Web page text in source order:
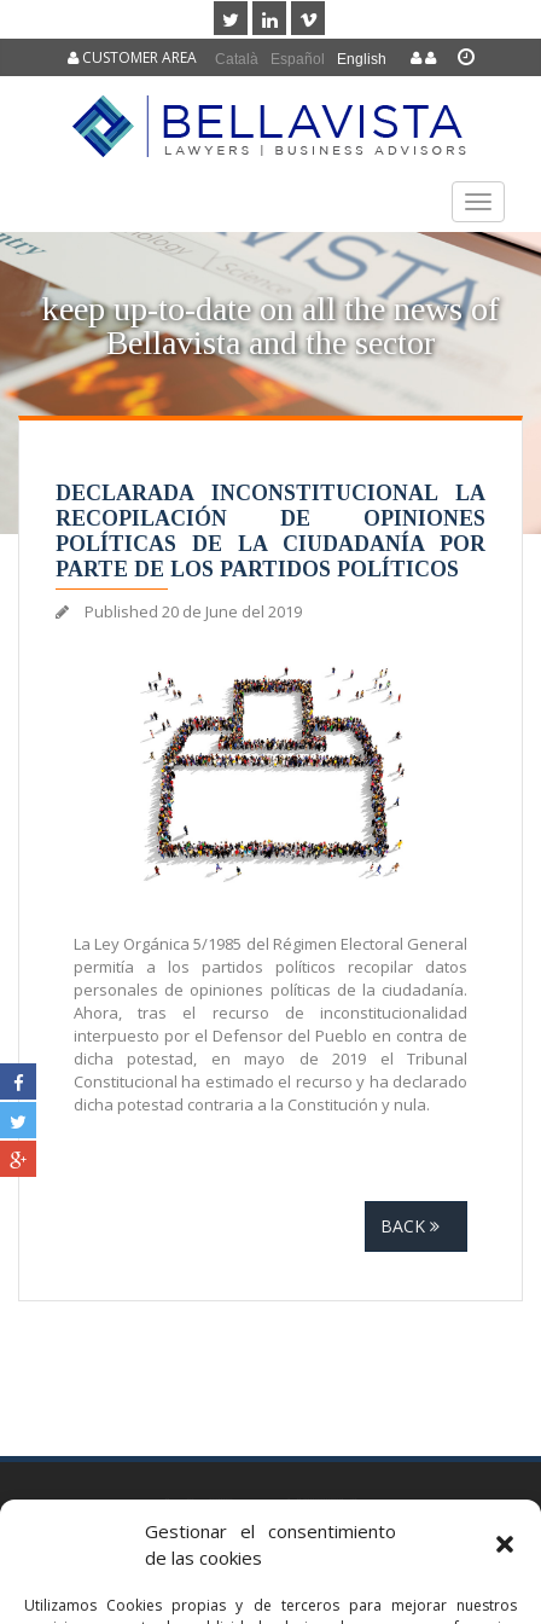
Gestionar el consentimiento
de las cookies
Utilizamos Cookies propias y de terceros para mejorar nuestros
Català Español English
CUSTOMER AREA
TOGGLE
keep up-to-date on all the news of
Bellavista and the sector
DECLARADA INCONSTITUCIONAL LA
RECOPILACIÓN DE OPINIONES
POLÍTICAS DE LA CIUDADANÍA POR
PARTE DE LOS PARTIDOS POLÍTICOS
Published 20 de June del 2019
La Ley Orgánica 5/1985 del Régimen Electoral General
permitía a los partidos políticos recopilar datos
personales de opiniones políticas de la ciudadanía.
Ahora, tras el recurso de inconstitucionalidad
interpuesto por el Defensor del Pueblo en contra de
dicha potestad, en mayo de 2019 el Tribunal
Constitucional ha estimado el recurso y ha declarado
dicha potestad contraria a la Constitución y nula.
BACK
Via Augusta 2 bis, 3º, 08006 Barcelona
bcn@bellavistalegal.eu